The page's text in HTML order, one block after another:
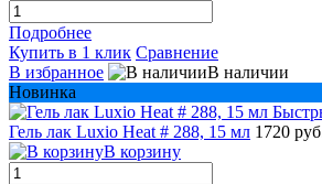
Подробнее
Купить в 1 клик Сравнение
В избранное
В наличии
Новинка
Гель лак Luxio Heat # 288, 15 мл 1720
В корзину